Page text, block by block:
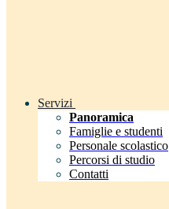
Servizi
Panoramica
Famiglie e studenti
Personale scolastico
Percorsi di studio
Contatti